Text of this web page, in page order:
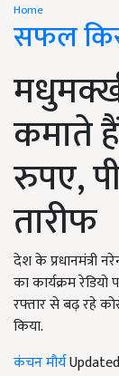
Home
सफल
कमाते
रुपए,
तारीफ
देश के प्रधानमंत्री
का कार्यक्रम रेडियो
रफ्तार से बढ़ रहे
किया.
कंचन मौर्य